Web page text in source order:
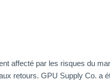
affecté par les risques du
retours. GPU Supply Co. a